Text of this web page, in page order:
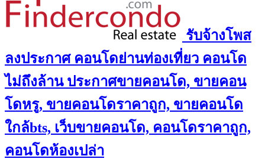
รับจ้างโพส
ลงประกาศ คอนโดย่านท่องเที่ยว คอนโด
ไม่ถึงล้าน ประกาศขายคอนโด, ขายคอน
โดหรู, ขายคอนโดราคาถูก, ขายคอนโด
ใกล้bts, เว็บขายคอนโด, คอนโดราคาถูก,
คอนโดห้องเปล่า